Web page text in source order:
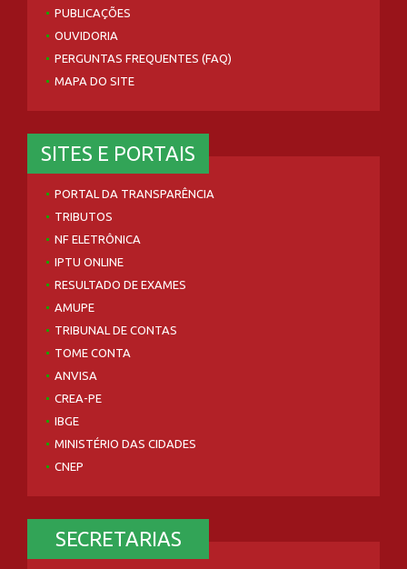
PUBLICAÇÕES
OUVIDORIA
PERGUNTAS FREQUENTES (FAQ)
MAPA DO SITE
SITES E PORTAIS
PORTAL DA TRANSPARÊNCIA
TRIBUTOS
NF ELETRÔNICA
IPTU ONLINE
RESULTADO DE EXAMES
AMUPE
TRIBUNAL DE CONTAS
TOME CONTA
ANVISA
CREA-PE
IBGE
MINISTÉRIO DAS CIDADES
CNEP
SECRETARIAS